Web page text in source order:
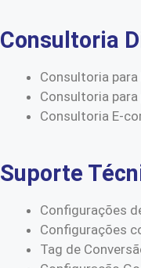
Consultoria
Consultoria para
Consultoria
Consultoria E-
Suporte
Configurações
Configurações
Tag de